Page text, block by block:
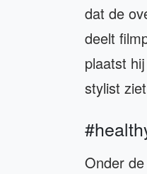
dat de
deelt
plaatst
stylist
Onder